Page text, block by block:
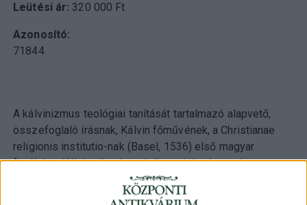
Leütési ár: 320 000 Ft
Azonosító
71844
A kálvinizmus teológiai tanítását tartalmazó alapvető,
összefoglaló írásnak, Kálvin főművének, a Christianae
religionis institutio-nak (Basel, 1536) első magyar
fordítása. Kálvin alkotása első megjelenése után
hamarosan az európai szellemi élet egyik központi és
még sokáig ható szellemi tényezője lett. Rövid időn belül